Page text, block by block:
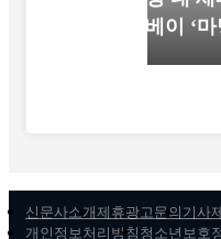
후베이 ‘
신문사소개제휴광고문의 기사
개인정보처리방침 청소년보호